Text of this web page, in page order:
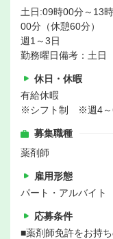
土日:09時00分～13
00分（休憩60分）
週1～3日
勤務曜日備考：土日
休日・休暇
有給休暇
※シフト制 ※週4～
募集職種
薬剤師
雇用形態
パート・アルバイト
応募条件
■薬剤師免許をお持